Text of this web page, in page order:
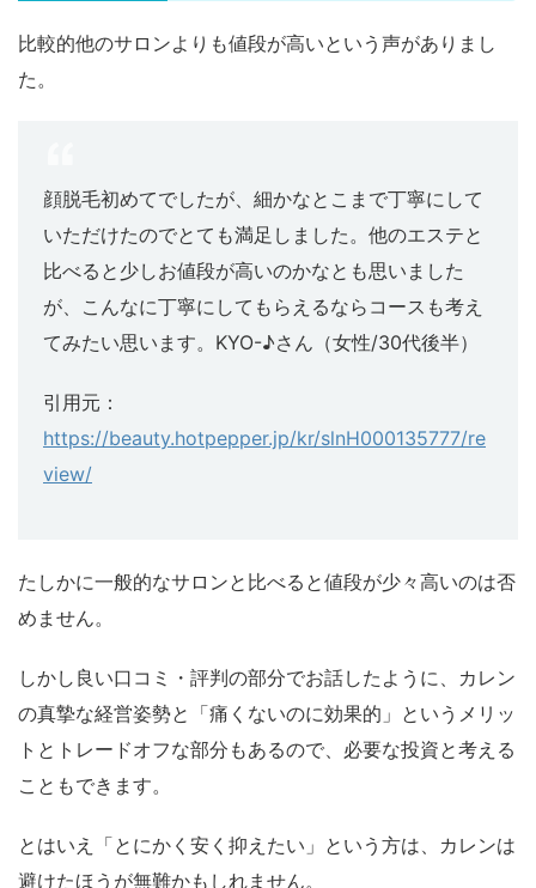
比較的他のサロンよりも値段が高いという声がありまし
た。
顔脱毛初めてでしたが、細かなとこまで丁寧にして
いただけたのでとても満足しました。他のエステと
比べると少しお値段が高いのかなとも思いました
が、こんなに丁寧にしてもらえるならコースも考え
てみたい思います。KYO-♪さん（女性/30代後半）
引用元：
https://beauty.hotpepper.jp/kr/slnH000135777/re
view/
たしかに一般的なサロンと比べると値段が少々高いのは否
めません。
しかし良い口コミ・評判の部分でお話したように、カレン
の真摯な経営姿勢と「痛くないのに効果的」というメリッ
トとトレードオフな部分もあるので、必要な投資と考える
こともできます。
とはいえ「とにかく安く抑えたい」という方は、カレンは
避けたほうが無難かもしれません。